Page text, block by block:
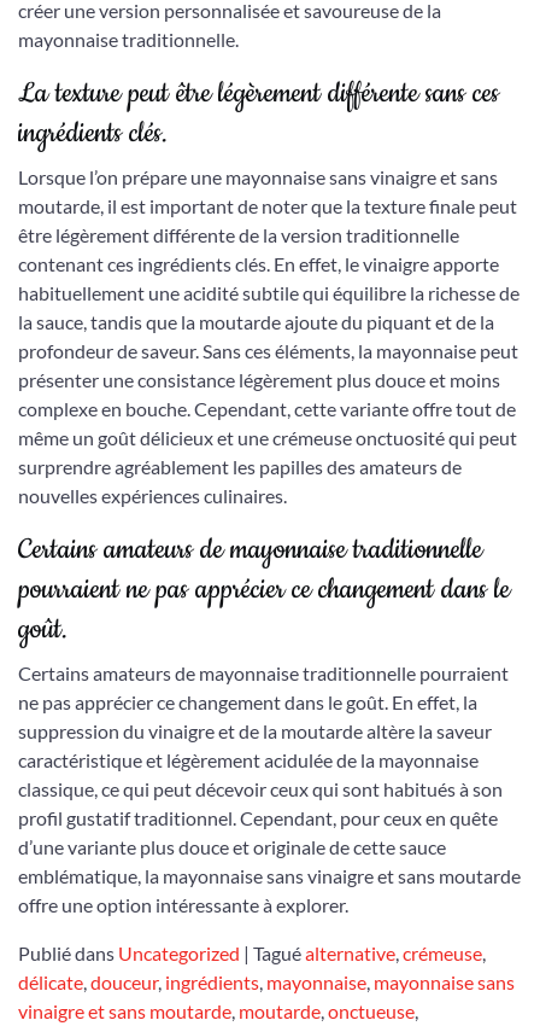
créer une version personnalisée et savoureuse de la
mayonnaise traditionnelle.
La texture peut être légèrement différente sans ces
ingrédients clés.
Lorsque l’on prépare une mayonnaise sans vinaigre et sans
moutarde, il est important de noter que la texture finale peut
être légèrement différente de la version traditionnelle
contenant ces ingrédients clés. En effet, le vinaigre apporte
habituellement une acidité subtile qui équilibre la richesse de
la sauce, tandis que la moutarde ajoute du piquant et de la
profondeur de saveur. Sans ces éléments, la mayonnaise peut
présenter une consistance légèrement plus douce et moins
complexe en bouche. Cependant, cette variante offre tout de
même un goût délicieux et une crémeuse onctuosité qui peut
surprendre agréablement les papilles des amateurs de
nouvelles expériences culinaires.
Certains amateurs de mayonnaise traditionnelle
pourraient ne pas apprécier ce changement dans le
goût.
Certains amateurs de mayonnaise traditionnelle pourraient
ne pas apprécier ce changement dans le goût. En effet, la
suppression du vinaigre et de la moutarde altère la saveur
caractéristique et légèrement acidulée de la mayonnaise
classique, ce qui peut décevoir ceux qui sont habitués à son
profil gustatif traditionnel. Cependant, pour ceux en quête
d’une variante plus douce et originale de cette sauce
emblématique, la mayonnaise sans vinaigre et sans moutarde
offre une option intéressante à explorer.
Publié dans Uncategorized | Taguéalternative,crémeuse,
délicate,douceur, ingrédients, mayonnaise, mayonnaise sans
vinaigre et sans moutarde, moutarde,onctueuse,